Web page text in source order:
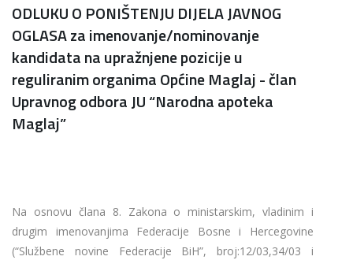
ODLUKU O PONIŠTENJU DIJELA JAVNOG
OGLASA za imenovanje/nominovanje
kandidata na upražnjene pozicije u
reguliranim organima Općine Maglaj - član
Upravnog odbora JU “Narodna apoteka
Maglaj”
Na osnovu člana 8. Zakona o ministarskim, vladinim i
drugim imenovanjima Federacije Bosne i Hercegovine
(“Službene novine Federacije BiH”, broj:12/03,34/03 i